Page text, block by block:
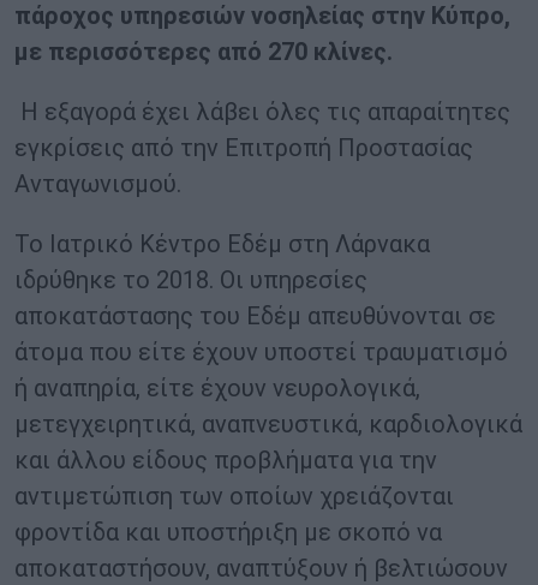
πάροχος υπηρεσιών νοσηλείας στην Κύπρο,
με περισσότερες από 270 κλίνες.
Η εξαγορά έχει λάβει όλες τις απαραίτητες
εγκρίσεις από την Επιτροπή Προστασίας
Ανταγωνισμού.
Το Ιατρικό Κέντρο Εδέμ στη Λάρνακα
ιδρύθηκε το 2018. Οι υπηρεσίες
αποκατάστασης του Εδέμ απευθύνονται σε
άτομα που είτε έχουν υποστεί τραυματισμό
ή αναπηρία, είτε έχουν νευρολογικά,
μετεγχειρητικά, αναπνευστικά, καρδιολογικά
και άλλου είδους προβλήματα για την
αντιμετώπιση των οποίων χρειάζονται
φροντίδα και υποστήριξη με σκοπό να
αποκαταστήσουν, αναπτύξουν ή βελτιώσουν